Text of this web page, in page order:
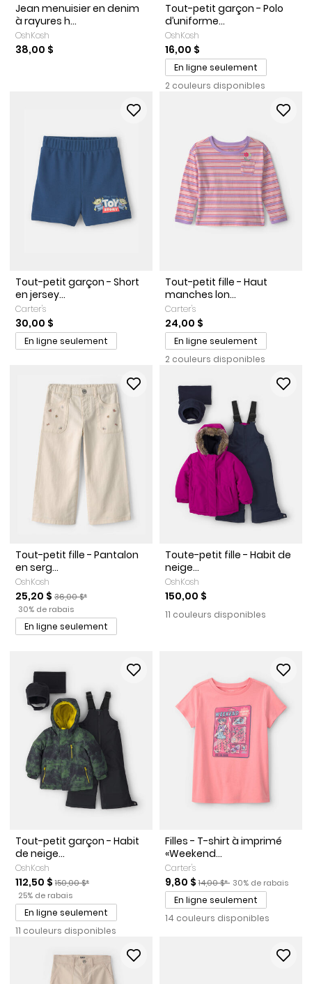
Jean menuisier en denim
à rayures h...
OshKosh
38,00 $
Tout-petit garçon - Polo
d’uniforme...
OshKosh
16,00 $
En ligne seulement
2 couleurs disponibles
Tout-petit garçon - Short
en jersey...
Carter's
30,00 $
En ligne seulement
Tout-petit fille - Haut
manches lon...
Carter's
24,00 $
En ligne seulement
2 couleurs disponibles
Tout-petit fille - Pantalon
en serg...
OshKosh
Prix de solde
25,20 $ Prix ​​de détail suggéré par le fabricant
36,00 $*
Pourcentage de rabais
30% de rabais
En ligne seulement
Toute-petit fille - Habit de
neige...
OshKosh
150,00 $
11 couleurs disponibles
Tout-petit garçon - Habit
de neige...
OshKosh
Prix de solde
112,50 $Prix ​​de détail suggéré par le fabricant
150,00 $*
Pourcentage de rabais
25% de rabais
En ligne seulement
11 couleurs disponibles
Filles - T-shirt à imprimé
«Weekend...
Carter's
Prix de solde
9,80 $Prix ​​de détail suggéré par le
14,00 $* Pourcentage de
30% de rabais
En ligne seulement
14 couleurs disponibles